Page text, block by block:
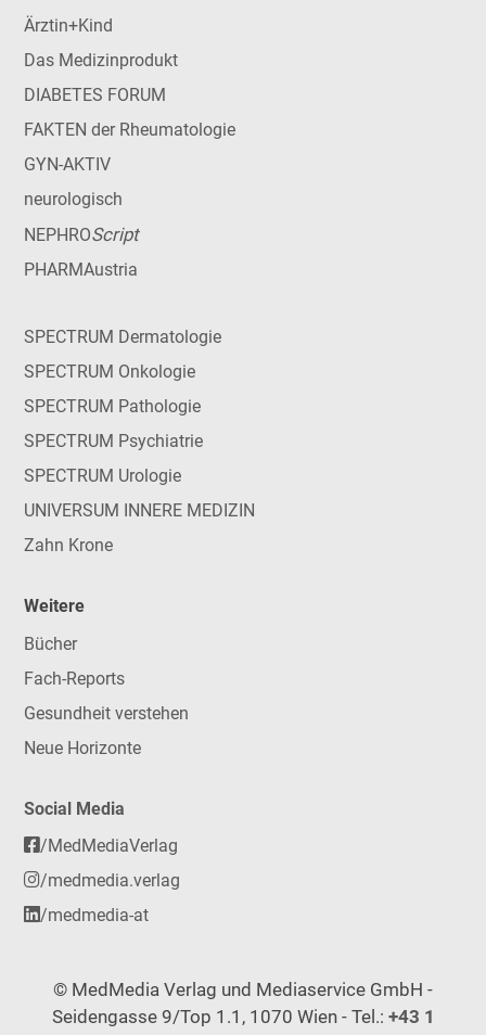
Ärztin+Kind
Das Medizinprodukt
DIABETES FORUM
FAKTEN der Rheumatologie
GYN-AKTIV
neurologisch
NEPHROScript
PHARMAustria
SPECTRUM Dermatologie
SPECTRUM Onkologie
SPECTRUM Pathologie
SPECTRUM Psychiatrie
SPECTRUM Urologie
UNIVERSUM INNERE MEDIZIN
Zahn Krone
Weitere
Bücher
Fach-Reports
Gesundheit verstehen
Neue Horizonte
Social Media
/MedMediaVerlag
/medmedia.verlag
/medmedia-at
© MedMedia Verlag und Mediaservice GmbH -
Seidengasse 9/Top 1.1, 1070 Wien - Tel.: +43 1